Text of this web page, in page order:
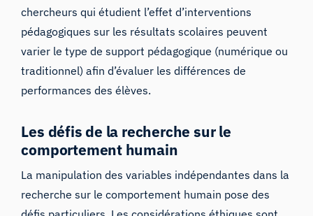
chercheurs qui étudient l’effet d’interventions
pédagogiques sur les résultats scolaires peuvent
varier le type de support pédagogique (numérique ou
traditionnel) afin d’évaluer les différences de
performances des élèves.
Les défis de la recherche sur le
comportement humain
La manipulation des variables indépendantes dans la
recherche sur le comportement humain pose des